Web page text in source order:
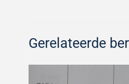
Gerelateerde